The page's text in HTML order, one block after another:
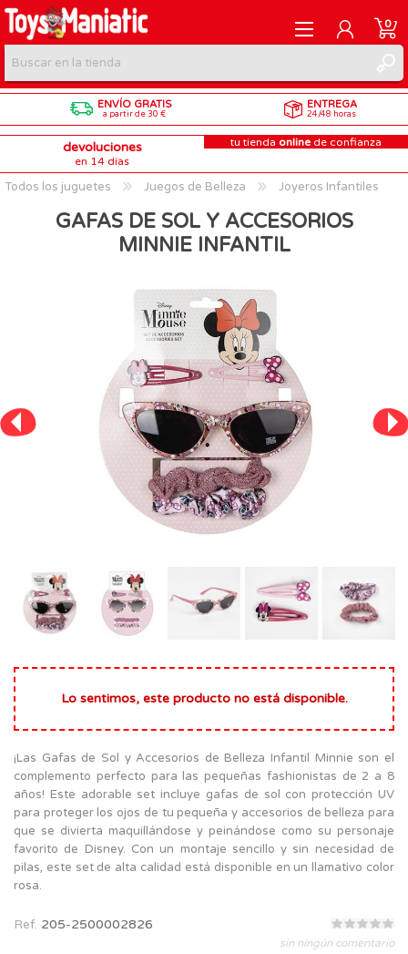
REGISTRARME
INICIAR SESIÓN
0
ENVÍO GRATIS
a partir de 30 €
ENTREGA
24/48 horas
devoluciones
en 14 días
tu tienda online de confianza
Todos los juguetes Juegos de Belleza Joyeros Infantiles
GAFAS DE SOL Y ACCESORIOS
MINNIE INFANTIL
Lo sentimos, este producto no está disponible.
¡Las Gafas de Sol y Accesorios de Belleza Infantil Minnie son el
complemento perfecto para las pequeñas fashionistas de 2 a 8
años! Este adorable set incluye gafas de sol con protección UV
para proteger los ojos de tu pequeña y accesorios de belleza para
que se divierta maquillándose y peinándose como su personaje
favorito de Disney. Con un montaje sencillo y sin necesidad de
pilas, este set de alta calidad está disponible en un llamativo color
rosa.
Ref. 205-2500002826
sin ningún comentario